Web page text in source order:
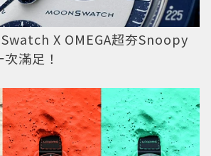
X OMEGA超夯Snoopy
次滿足！